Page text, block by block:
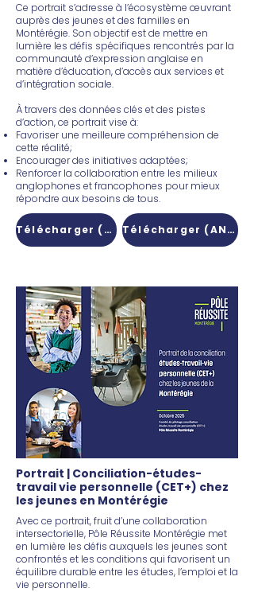
Ce portrait s’adresse à l’écosystème œuvrant
auprès des jeunes et des familles en
Montérégie. Son objectif est de mettre en
lumière les défis spécifiques rencontrés par la
communauté d’expression anglaise en
matière d’éducation, d’accès aux services et
d’intégration sociale.
À travers des données clés et des pistes
d’action, ce portrait vise à:
Favoriser une meilleure compréhension de
cette réalité;
Encourager des initiatives adaptées;
Renforcer la collaboration entre les milieux
anglophones et francophones pour mieux
répondre aux besoins de tous.
Télécharger (FR) Télécharger (ANG)
Portrait | Conciliation-études-
travail vie personnelle (CET+) chez
les jeunes en Montérégie
Avec ce portrait, fruit d’une collaboration
intersectorielle, Pôle Réussite Montérégie met
en lumière les défis auxquels les jeunes sont
confrontés et les conditions qui favorisent un
équilibre durable entre les études, l’emploi et la
vie personnelle.